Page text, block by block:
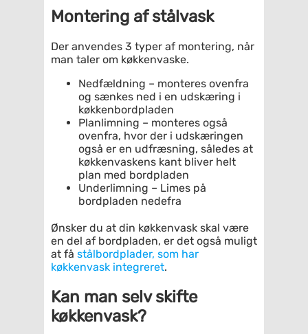
Montering af stålvask
Der anvendes 3 typer af montering, når
man taler om køkkenvaske.
Nedfældning – monteres ovenfra
og sænkes ned i en udskæring i
køkkenbordpladen
Planlimning – monteres også
ovenfra, hvor der i udskæringen
også er en udfræsning, således at
køkkenvaskens kant bliver helt
plan med bordpladen
Underlimning – Limes på
bordpladen nedefra
Ønsker du at din køkkenvask skal være
en del af bordpladen, er det også muligt
at få stålbordplader, som har
køkkenvask integreret.
Kan man selv skifte
køkkenvask?